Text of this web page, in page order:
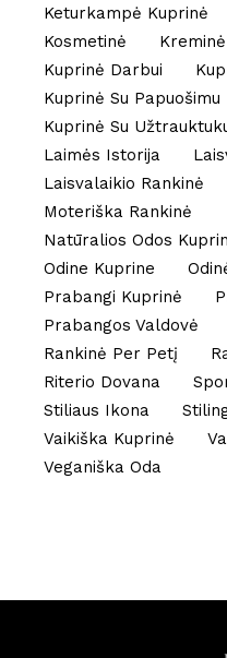
Keturkampė Kuprinė
Kosmetinė
Kuprinė Darbui
Kuprinė Su Papuošimu
Kuprinė Su
Laimės Istorija
Laisvalaikio Rankinė
Moteriška Rankinė
Natūralios Odos
Odine Kuprine
Prabangi Kuprinė
Prabangos Valdovė
Rankinė Per Petį
Riterio Dovana
Stiliaus Ikona
Vaikiška Kuprinė
Veganiška Oda